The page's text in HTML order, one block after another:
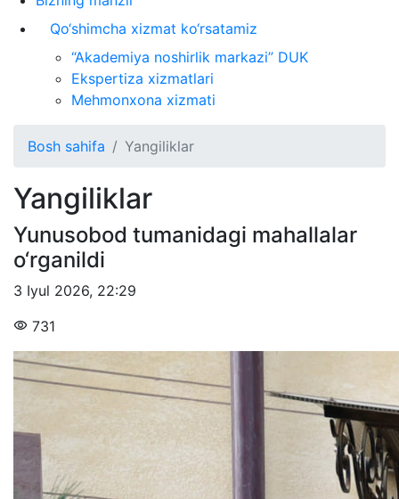
Qo‘shimcha xizmat ko‘rsatamiz
“Akademiya noshirlik markazi” DUK
Ekspertiza xizmatlari
Mehmonxona xizmati
Bosh sahifa Yangiliklar
Yangiliklar
Yunusobod tumanidagi mahallalar
o‘rganildi
3 Iyul 2026, 22:29
731